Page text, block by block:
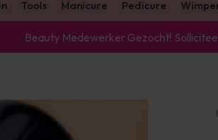
Tools Manicure Pedicure
Beauty Medewerker Gezocht!